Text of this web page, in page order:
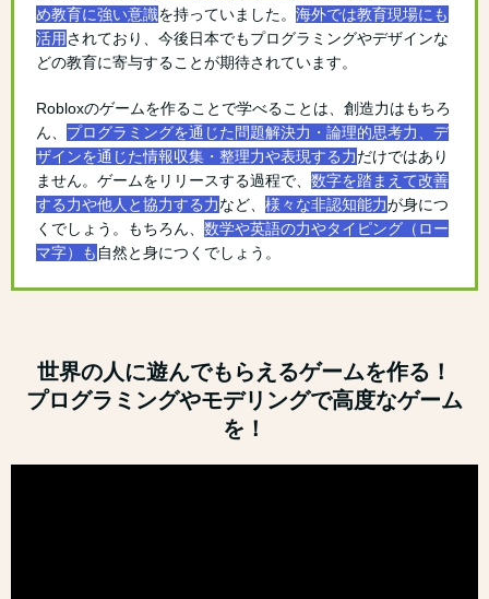
め教育に強い意識を持っていました。 海外では教育現場にも
活用されており、今後日本でもプログラミングやデザインな
どの教育に寄与することが期待されています。
Robloxのゲームを作ることで学べることは、創造力はもちろ
ん、 プログラミングを通じた問題解決力・論理的思考力、デ
ザインを通じた情報収集・整理力や表現する力だけではあり
ません。ゲームをリリースする過程で、 数字を踏まえて改善
する力や他人と協力する力など、 様々な非認知能力が身につ
くでしょう。もちろん、 数学や英語の力やタイピング（ロー
マ字）も 自然と身につくでしょう。
世界の人に遊んでもらえるゲームを作る！
プログラミングやモデリングで高度なゲーム
を！